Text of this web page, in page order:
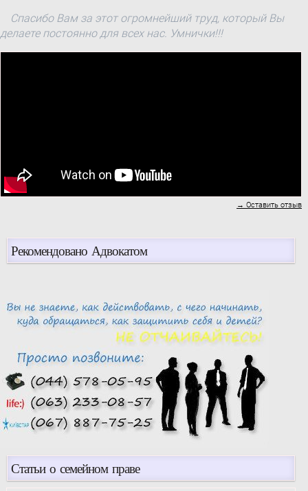
Спасибо Вам за этот огромнейший труд, который Вы
делаете постоянно для всех нас. Умнички!!!
→ Оставить отзыв
Рекомендовано Адвокатом
Статьи о семейном праве